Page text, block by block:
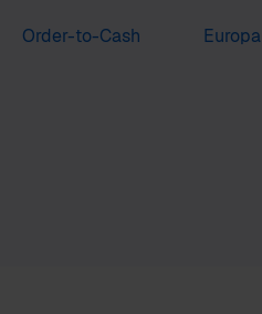
Order-to-Cash Europa